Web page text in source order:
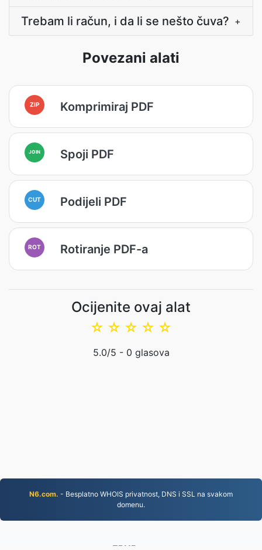
Trebam li račun, i da li se nešto čuva? +
Povezani alati
ZIP Komprimiraj PDF
JOIN Spoji PDF
CUT Podijeli PDF
ROT Rotiranje PDF-a
Ocijenite ovaj alat
☆
☆
☆
☆
☆
5.0/5 - 0 glasova
N6.com. - Besplatno WHOIS privatnost, DNS i SSL na svakom
domenu.